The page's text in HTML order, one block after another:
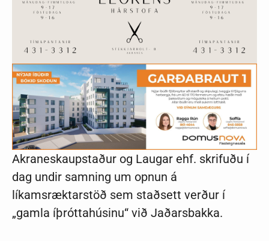
Akraneskaupstaður og Laugar ehf. skrifuðu í
dag undir samning um opnun á
líkamsræktarstöð sem staðsett verður í
„gamla íþróttahúsinu“ við Jaðarsbakka.